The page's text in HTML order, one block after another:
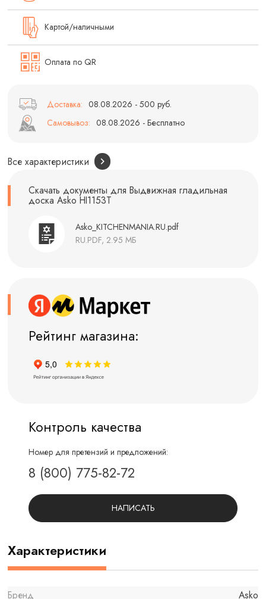
Картой/наличными
Оплата по QR
Доставка: 08.08.2026 - 500 руб.
Самовывоз: 08.08.2026 - Бесплатно
Все характеристики
Скачать документы для Выдвижная гладильная
доска Asko HI1153T
Asko_KITCHENMANIA.RU.pdf
RU.PDF, 2.95 МБ
Рейтинг магазина:
Контроль качества
Номер для претензий и предложений:
8 (800) 775-82-72
НАПИСАТЬ
Характеристики
Бренд Asko